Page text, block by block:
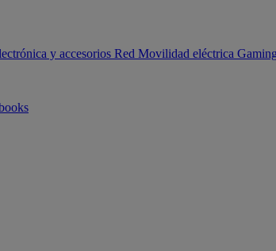
y accesorios Red Movilidad eléctrica